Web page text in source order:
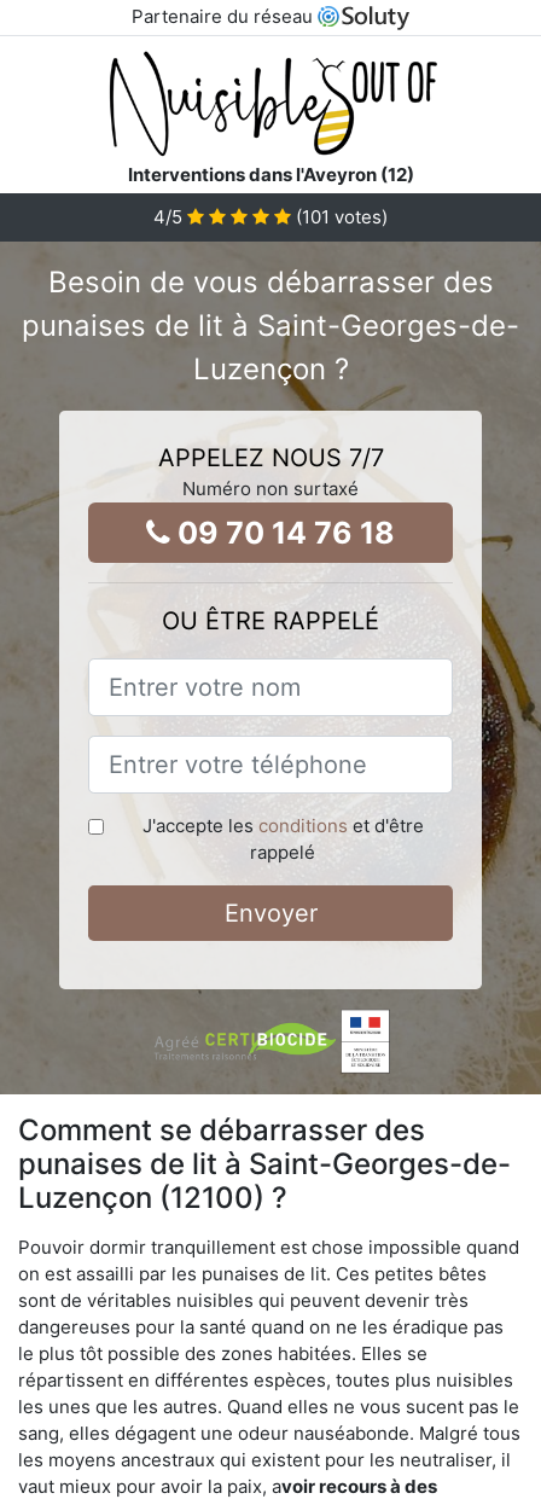
Partenaire du réseau
Interventions dans l'Aveyron (12)
4/5 (101 votes)
Besoin de vous débarrasser des
punaises de lit à Saint-Georges-de-
Luzençon ?
APPELEZ NOUS 7/7
Numéro non surtaxé
09 70 14 76 18
OU ÊTRE RAPPELÉ
J'accepte les conditions et d'être
rappelé
Envoyer
Comment se débarrasser des
punaises de lit à Saint-Georges-de-
Luzençon (12100) ?
Pouvoir dormir tranquillement est chose impossible quand
on est assailli par les punaises de lit. Ces petites bêtes
sont de véritables nuisibles qui peuvent devenir très
dangereuses pour la santé quand on ne les éradique pas
le plus tôt possible des zones habitées. Elles se
répartissent en différentes espèces, toutes plus nuisibles
les unes que les autres. Quand elles ne vous sucent pas le
sang, elles dégagent une odeur nauséabonde. Malgré tous
les moyens ancestraux qui existent pour les neutraliser, il
vaut mieux pour avoir la paix, avoir recours à des